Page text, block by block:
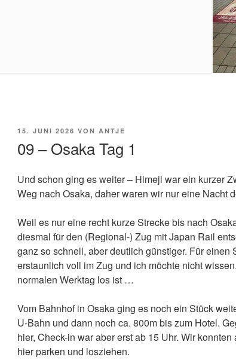
VERÖFFENTLICHT
15. JUNI 2026 VON ANTJE
09 – Osaka Tag 1
Und schon ging es weiter – Himeji war ein kurzer
Weg nach Osaka, daher waren wir nur eine Nacht
Weil es nur eine recht kurze Strecke bis nach
diesmal für den (Regional-) Zug mit Japan Rail
ganz so schnell, aber deutlich günstiger. Für einen
erstaunlich voll im Zug und ich möchte nicht
normalen Werktag los ist …
Vom Bahnhof in Osaka ging es noch ein Stück
U-Bahn und dann noch ca. 800m bis zum Hotel.
hier, Check-in war aber erst ab 15 Uhr. Wir
hier parken und losziehen.